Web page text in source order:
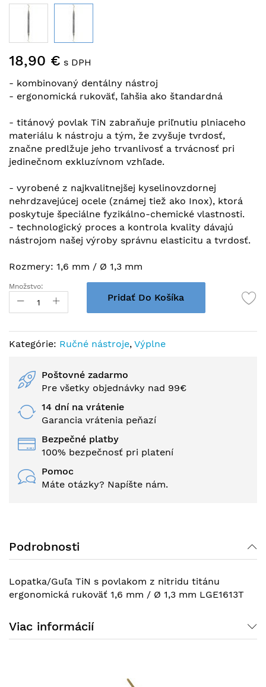
na
galérie
obrázkov
18,90 € s DPH
- kombinovaný dentálny nástroj
- ergonomická rukoväť, ľahšia ako štandardná
- titánový povlak TiN zabraňuje priľnutiu plniaceho
materiálu k nástroju a tým, že zvyšuje tvrdosť,
značne predlžuje jeho trvanlivosť a trvácnosť pri
jedinečnom exkluzívnom vzhľade.
- vyrobené z najkvalitnejšej kyselinovzdornej
nehrdzavejúcej ocele (známej tiež ako Inox), ktorá
poskytuje špeciálne fyzikálno-chemické vlastnosti.
- technologický proces a kontrola kvality dávajú
nástrojom našej výroby správnu elasticitu a tvrdosť.
Rozmery: 1,6 mm / Ø 1,3 mm
Množstvo:
Pridať Do Košíka
Kategórie: Ručné nástroje, Výplne
Poštovné zadarmo
Pre všetky objednávky nad 99€
14 dní na vrátenie
Garancia vrátenia peňazí
Bezpečné platby
100% bezpečnosť pri platení
Pomoc
Máte otázky? Napíšte nám.
Podrobnosti
Lopatka/Guľa TiN s povlakom z nitridu titánu
ergonomická rukoväť 1,6 mm / Ø 1,3 mm LGE1613T
Viac informácií